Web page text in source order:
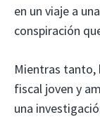
en un viaje a
conspiración
Mientras tanto,
fiscal joven y
una